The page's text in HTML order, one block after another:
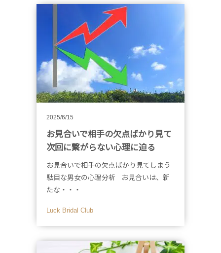
2025/6/15
お見合いで相手の欠点ばかり見て
次回に繋がらない心理に迫る
お見合いで相手の欠点ばかり見てしまう
駄目な男女の心理分析 お見合いは、新
たな・・・
Luck Bridal Club